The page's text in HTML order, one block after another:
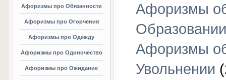
Афоризмы про Обязанности
Афоризмы про Огорчения
Афоризмы про Одежду
Афоризмы про Одиночество
Афоризмы про Ожидание
Афоризмы
Образовании
Афоризмы
Увольнении